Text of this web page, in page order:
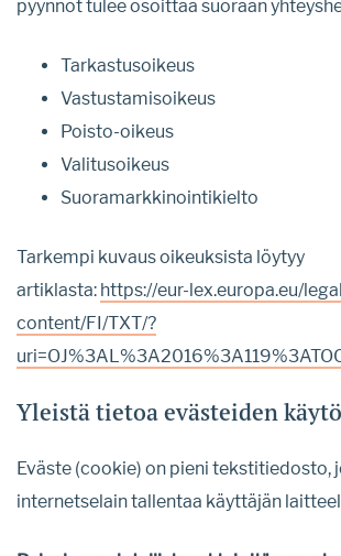
pyynnöt tulee osoittaa suoraan
Tarkastusoikeus
Vastustamisoikeus
Poisto-oikeus
Valitusoikeus
Suoramarkkinointikielto
Tarkempi kuvaus oikeuksista löytyy
artiklasta: https://eur-lex.europa.eu/
content/FI/TXT/?
Yleistä tietoa evästeiden
Eväste (cookie) on pieni tekstitiedosto,
internetselain tallentaa käyttäjän